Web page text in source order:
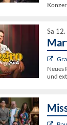
Sa
Neues
und